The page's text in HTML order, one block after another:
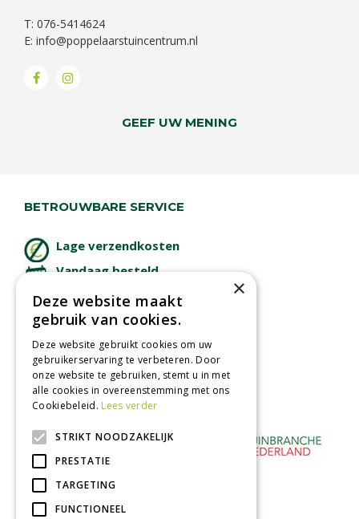
T: 076-5414624
E: info@poppelaarstuincentrum.nl
GEEF UW MENING
BETROUWBARE SERVICE
Lage verzendkosten
Vandaag besteld
Afhalen in tuincentrum
Betaal veilig
met iDeal - Wero
×
Deze website maakt
gebruik van cookies.
Deze website gebruikt cookies om uw
gebruikerservaring te verbeteren. Door
onze website te gebruiken, stemt u in met
alle cookies in overeenstemming met ons
Cookiebeleid. Lees verder
STRIKT NOODZAKELIJK
PRESTATIE
TARGETING
FUNCTIONEEL